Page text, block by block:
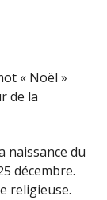
« Noël »
de la
naissance du
décembre.
religieuse.